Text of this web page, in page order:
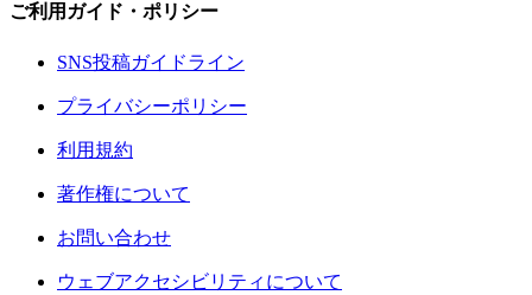
ご利用ガイド・ポリシー
SNS投稿ガイドライン
プライバシーポリシー
利用規約
著作権について
お問い合わせ
ウェブアクセシビリティについて